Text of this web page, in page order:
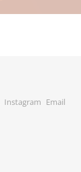
Instagram Email